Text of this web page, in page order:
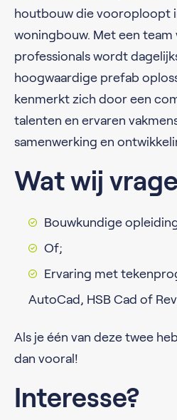
houtbouw die vooroploopt
woningbouw. Met een team
professionals wordt
hoogwaardige prefab
kenmerkt zich door een
talenten en ervaren
samenwerking en
Wat wij
Bouwkundige
Of;
Ervaring met
AutoCad, HSB Cad of
Als je één van deze twee
dan vooral!
Interesse?